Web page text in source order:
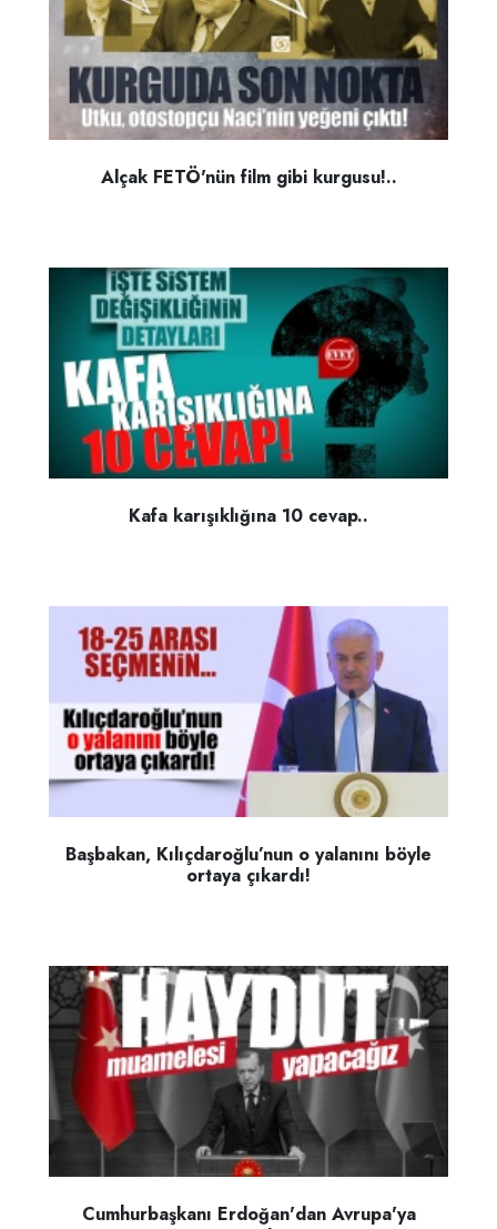
Alçak FETÖ'nün film gibi kurgusu!..
Kafa karışıklığına 10 cevap..
Başbakan, Kılıçdaroğlu’nun o yalanını böyle
ortaya çıkardı!
Cumhurbaşkanı Erdoğan'dan Avrupa'ya